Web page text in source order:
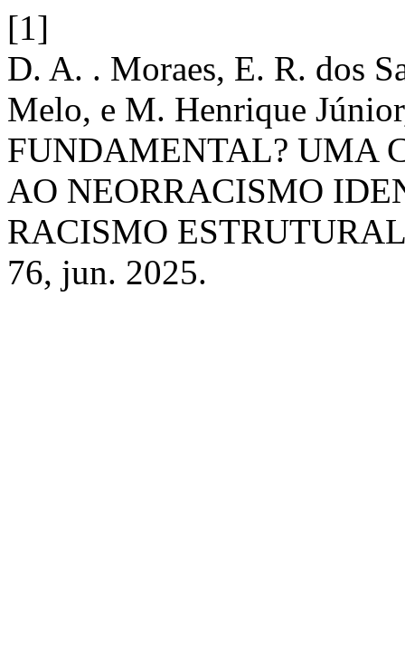
[1]
D. A. . Moraes, E. R. dos
Melo, e M. Henrique
FUNDAMENTAL? UMA
AO NEORRACISMO
RACISMO
76, jun. 2025.